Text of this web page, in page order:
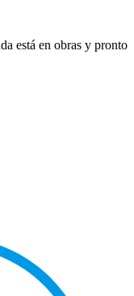
está en obras y pronto